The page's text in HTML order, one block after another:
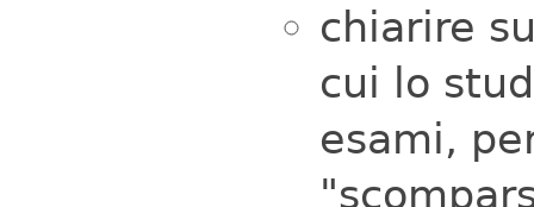
chiarire
cui lo
esami,